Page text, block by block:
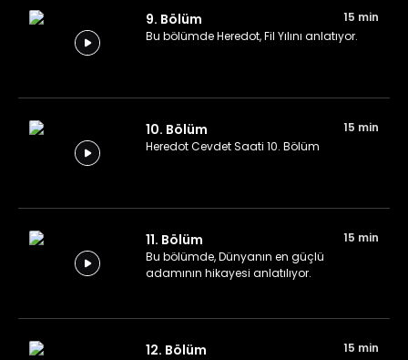
9. Bölüm
15 min
Bu bölümde Heredot, Fil Yılını anlatıyor.
10. Bölüm
15 min
Heredot Cevdet Saati 10. Bölüm
11. Bölüm
15 min
Bu bölümde, Dünyanın en güçlü
adamının hikayesi anlatılıyor.
12. Bölüm
15 min